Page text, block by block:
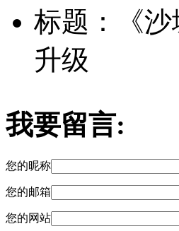
标题：《
升级
我要留言:
您的昵称
您的邮箱
您的网站